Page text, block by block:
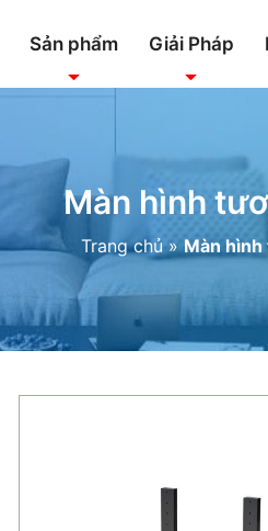
Sản phẩm Giải Pháp
Màn hình
Trang chủ»Màn